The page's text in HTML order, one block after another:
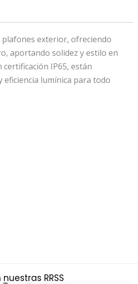
plafones exterior, ofreciendo
aportando solidez y estilo en
IP65, están
eficiencia lumínica para todo
RRSS